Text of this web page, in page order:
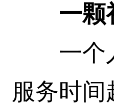
一颗
一个人
服务时